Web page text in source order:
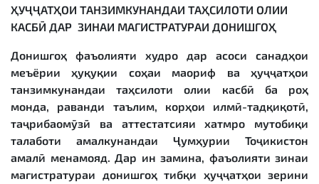
ҲУҶҶАТҲОИ ТАНЗИМКУНАНДАИ ТАҲСИЛОТИ ОЛИИ
КАСБӢ ДАР ЗИНАИ МАГИСТРАТУРАИ ДОНИШГОҲ
Донишгоҳ фаъолияти худро дар асоси санадҳои
меъёрии ҳуқуқии соҳаи маориф ва ҳуҷҷатҳои
танзимкунандаи таҳсилоти олии касбӣ ба роҳ
монда, раванди таълим, корҳои илмӣ-тадқиқотӣ,
таҷрибаомӯзӣ ва аттестатсияи хатмро мутобиқи
талаботи амалкунандаи Ҷумҳурии Тоҷикистон
амалӣ менамояд. Дар ин замина, фаъолияти зинаи
магистратураи донишгоҳ тибқи ҳуҷҷатҳои зерини